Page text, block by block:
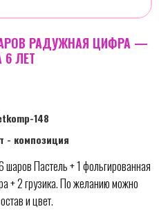
РАДУЖНАЯ ЦИФРА —
6 ЛЕТ
148
- композиция
Пастель + 1 фольгированная
+ 2 грузика. По желанию можно
и цвет.